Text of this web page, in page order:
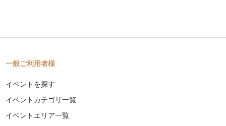
一般ご利用者様
イベントを探す
イベントカテゴリ一覧
イベントエリア一覧